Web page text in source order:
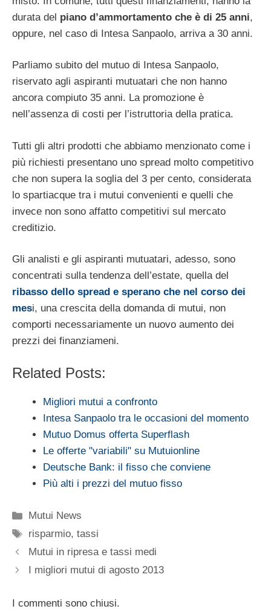
durata del piano d’ammortamento che è di 25 anni,
oppure, nel caso di Intesa Sanpaolo, arriva a 30 anni.
Parliamo subito del mutuo di Intesa Sanpaolo,
riservato agli aspiranti mutuatari che non hanno
ancora compiuto 35 anni. La promozione è
nell’assenza di costi per l’istruttoria della pratica.
Tutti gli altri prodotti che abbiamo menzionato come i
più richiesti presentano uno spread molto competitivo
che non supera la soglia del 3 per cento, considerata
lo spartiacque tra i mutui convenienti e quelli che
invece non sono affatto competitivi sul mercato
creditizio.
Gli analisti e gli aspiranti mutuatari, adesso, sono
concentrati sulla tendenza dell’estate, quella del
ribasso dello spread e sperano che nel corso dei
mesi, una crescita della domanda di mutui, non
comporti necessariamente un nuovo aumento dei
prezzi dei finanziameni.
Related Posts:
Migliori mutui a confronto
Intesa Sanpaolo tra le occasioni del momento
Mutuo Domus offerta Superflash
Le offerte "variabili" su Mutuionline
Deutsche Bank: il fisso che conviene
Più alti i prezzi del mutuo fisso
Categorie
Mutui News
Tag
risparmio,tassi
Mutui in ripresa e tassi medi
I migliori mutui di agosto 2013
I commenti sono chiusi.